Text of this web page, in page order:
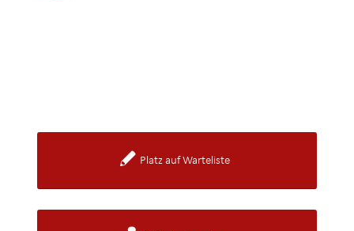
Platz auf Warteliste